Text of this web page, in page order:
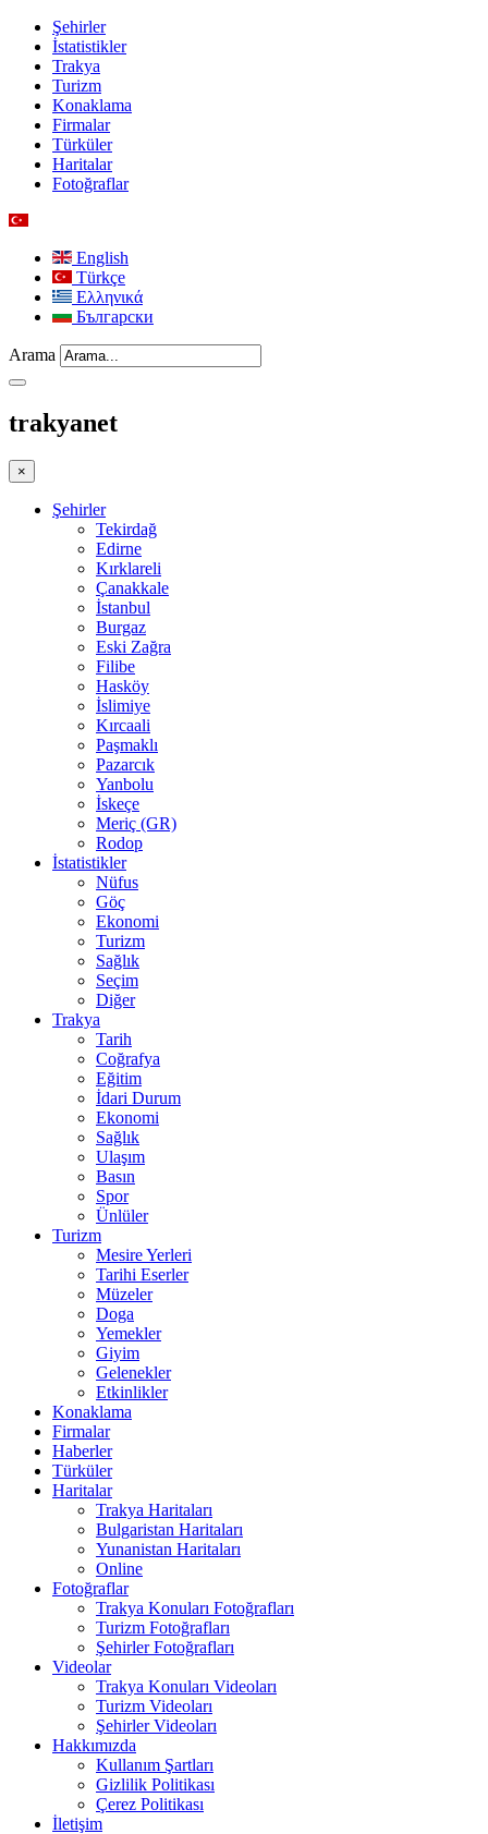
Şehirler
İstatistikler
Trakya
Turizm
Konaklama
Firmalar
Türküler
Haritalar
Fotoğraflar
English
Türkçe
Ελληνικά
Български
Arama
trakyanet
×
Şehirler
Tekirdağ
Edirne
Kırklareli
Çanakkale
İstanbul
Burgaz
Eski Zağra
Filibe
Hasköy
İslimiye
Kırcaali
Paşmaklı
Pazarcık
Yanbolu
İskeçe
Meriç (GR)
Rodop
İstatistikler
Nüfus
Göç
Ekonomi
Turizm
Sağlık
Seçim
Diğer
Trakya
Tarih
Coğrafya
Eğitim
İdari Durum
Ekonomi
Sağlık
Ulaşım
Basın
Spor
Ünlüler
Turizm
Mesire Yerleri
Tarihi Eserler
Müzeler
Doga
Yemekler
Giyim
Gelenekler
Etkinlikler
Konaklama
Firmalar
Haberler
Türküler
Haritalar
Trakya Haritaları
Bulgaristan Haritaları
Yunanistan Haritaları
Online
Fotoğraflar
Trakya Konuları Fotoğrafları
Turizm Fotoğrafları
Şehirler Fotoğrafları
Videolar
Trakya Konuları Videoları
Turizm Videoları
Şehirler Videoları
Hakkımızda
Kullanım Şartları
Gizlilik Politikası
Çerez Politikası
İletişim